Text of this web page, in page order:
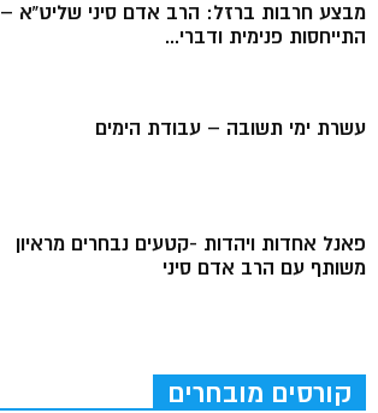
מבצע חרבות ברזל: הרב אדם סיני שליט”א –
התייחסות פנימית ודברי...
עשרת ימי תשובה – עבודת הימים
פאנל אחדות ויהדות -קטעים נבחרים מראיון
משותף עם הרב אדם סיני
קורסים מובחרים